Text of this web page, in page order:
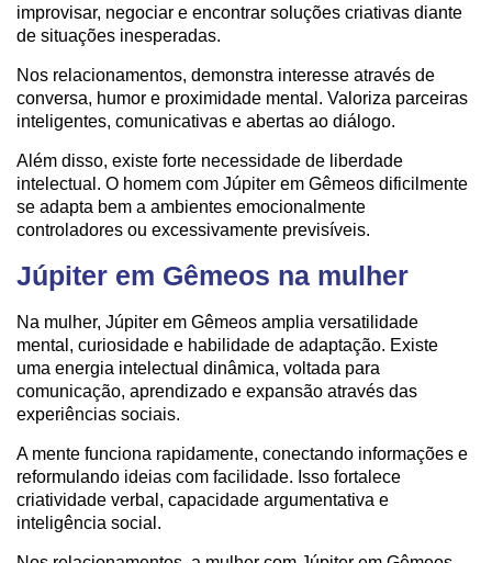
improvisar, negociar e encontrar soluções criativas diante
de situações inesperadas.
Nos relacionamentos, demonstra interesse através de
conversa, humor e proximidade mental. Valoriza parceiras
inteligentes, comunicativas e abertas ao diálogo.
Além disso, existe forte necessidade de liberdade
intelectual. O homem com Júpiter em Gêmeos dificilmente
se adapta bem a ambientes emocionalmente
controladores ou excessivamente previsíveis.
Júpiter em Gêmeos na mulher
Na mulher, Júpiter em Gêmeos amplia versatilidade
mental, curiosidade e habilidade de adaptação. Existe
uma energia intelectual dinâmica, voltada para
comunicação, aprendizado e expansão através das
experiências sociais.
A mente funciona rapidamente, conectando informações e
reformulando ideias com facilidade. Isso fortalece
criatividade verbal, capacidade argumentativa e
inteligência social.